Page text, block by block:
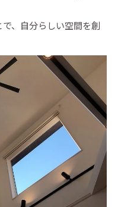
、自分らしい空間を創